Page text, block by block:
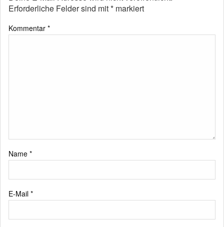
Erforderliche Felder sind mit* markiert
Kommentar *
Name *
E-Mail *